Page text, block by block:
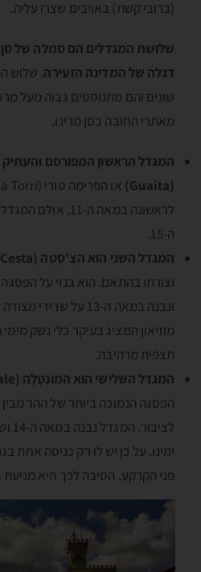
(ברובי קשת) באויבים שצרו עליה.
שלושת המגדלים הם סמלה של סן
דגלה של המדינה הזעירה. שלוש
שונים והם מתנוססים גבוה מעל
מאתרי החובה בסן מרינו.
המגדל הראשון המפורסם והעתיק
(Guaita)
לראשונה במאה ה-11,
ה-15.
המגדל השני הוא הצֶ'סְטָה (Cesta)
וצורתו בהתאם. הוא בנוי על
ונבנה במאה ה-13 על
מוזיאון המציג בעיקר כלי נשק מימי
תצפית מרהיבה.
המגדל השלישי הוא המונְטָלֶה (il Montale)
הפסגה הנמוכה ביותר של ההר
ימינו. על כן יש לו רק כניסה אחת
פני הקרקע. הסיבה לכך היא